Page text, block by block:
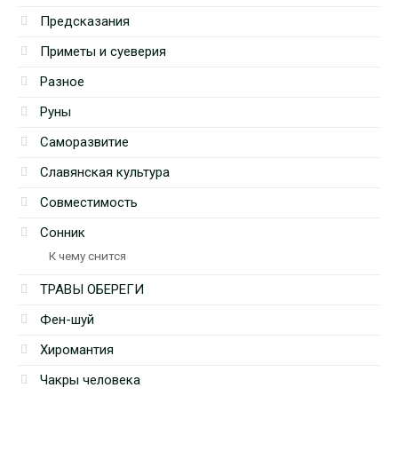
Предсказания
Приметы и суеверия
Разное
Руны
Саморазвитие
Славянская культура
Совместимость
Сонник
К чему снится
ТРАВЫ ОБЕРЕГИ
Фен-шуй
Хиромантия
Чакры человека